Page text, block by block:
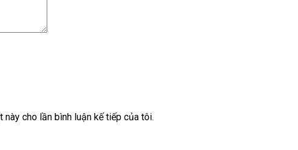
cho lần bình luận kế tiếp của tôi.